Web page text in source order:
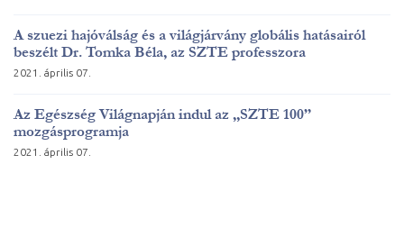
A szuezi hajóválság és a világjárvány globális hatásairól
beszélt Dr. Tomka Béla, az SZTE professzora
2021. április 07.
Az Egészség Világnapján indul az „SZTE 100”
mozgásprogramja
2021. április 07.